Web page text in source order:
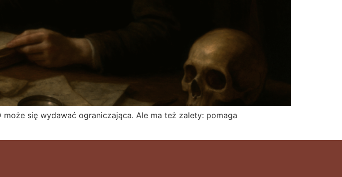
się wydawać ograniczająca. Ale ma też zalety: pomaga